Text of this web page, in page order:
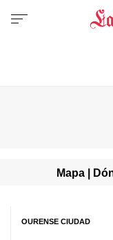
Mapa |
OURENSE CIUDAD